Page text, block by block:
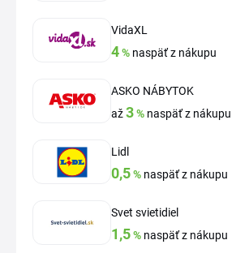
VidaXL
4% naspäť z nákupu
ASKO NÁBYTOK
až3% naspäť z nákupu
Lidl
0,5% naspäť z nákupu
Svet svietidiel
1,5% naspäť z nákupu